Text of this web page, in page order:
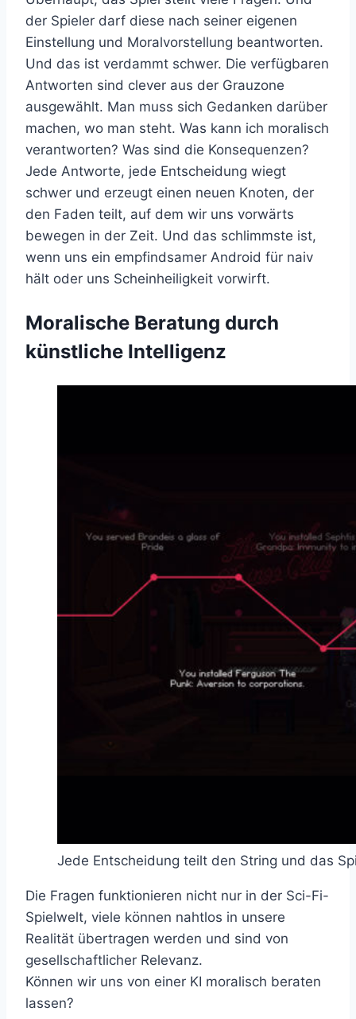
der Spieler darf diese nach seiner eigenen
Einstellung und Moralvorstellung beantworten.
Und das ist verdammt schwer. Die verfügbaren
Antworten sind clever aus der Grauzone
ausgewählt. Man muss sich Gedanken darüber
machen, wo man steht. Was kann ich moralisch
verantworten? Was sind die Konsequenzen?
Jede Antworte, jede Entscheidung wiegt
schwer und erzeugt einen neuen Knoten, der
den Faden teilt, auf dem wir uns vorwärts
bewegen in der Zeit. Und das schlimmste ist,
wenn uns ein empfindsamer Android für naiv
hält oder uns Scheinheiligkeit vorwirft.
Moralische Beratung durch
künstliche Intelligenz
Jede Entscheidung teilt den String und das
Die Fragen funktionieren nicht nur in der Sci-Fi-
Spielwelt, viele können nahtlos in unsere
Realität übertragen werden und sind von
gesellschaftlicher Relevanz.
Können wir uns von einer KI moralisch beraten
lassen?